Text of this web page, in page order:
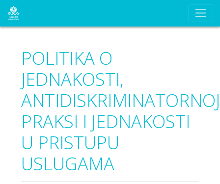
POLITIKA O
JEDNAKOSTI,
ANTIDISKRIMINATORNOJ
PRAKSI I JEDNAKOSTI
U PRISTUPU
USLUGAMA